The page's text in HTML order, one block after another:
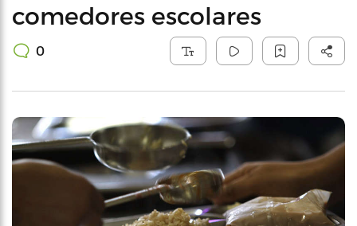
comedores escolares
0